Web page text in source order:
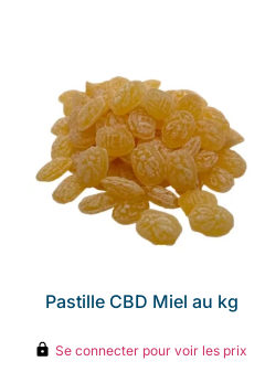
Pastille CBD Miel au kg
Se connecter pour voir les prix